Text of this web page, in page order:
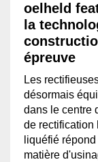
oelheld
la
épreuve
Les
désormais
dans le centre
de rectification
liquéfié
matière